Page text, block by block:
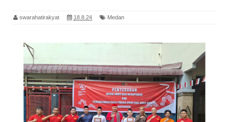
swarahatirakyat 18.8.24 Medan